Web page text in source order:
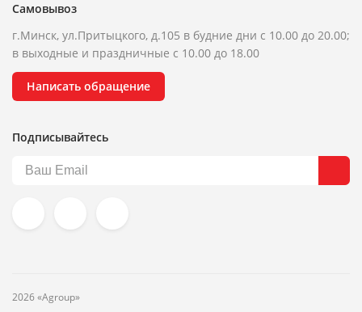
Самовывоз
г.Минск, ул.Притыцкого, д.105 в будние дни с 10.00 до 20.00;
в выходные и праздничные с 10.00 до 18.00
Написать обращение
Подписывайтесь
2026 «Agroup»